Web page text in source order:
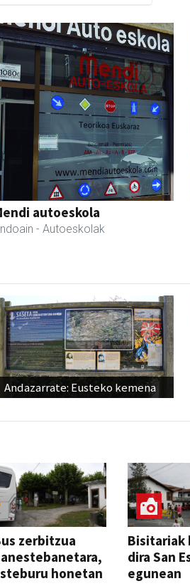
autoeskola
- Autoeskolak
Andazarrate: Eusteko kemena
zerbitzua
honetan
Bisitariak
dira San
egunean